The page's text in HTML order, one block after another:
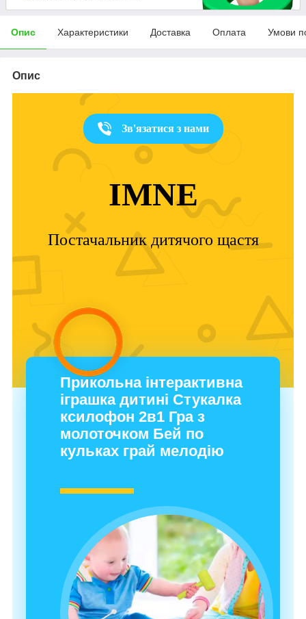
Опис Характеристики Доставка Оплата Умови
Опис
Зв'язатися з нами
IMNE
Постачальник дитячого щастя
Прикольна інтерактивна
іграшка дитині Стукалка
ксилофон 2в1 Гра з
молоточком Бей по
кульках грай мелодію